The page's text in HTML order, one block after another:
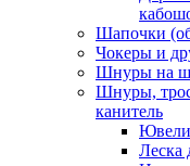
Шапочки
Чокеры и
Шнуры на
Шнуры,
канитель
Леска